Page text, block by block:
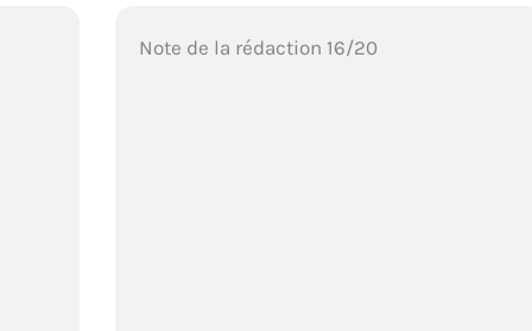
Note de la rédaction 16/20